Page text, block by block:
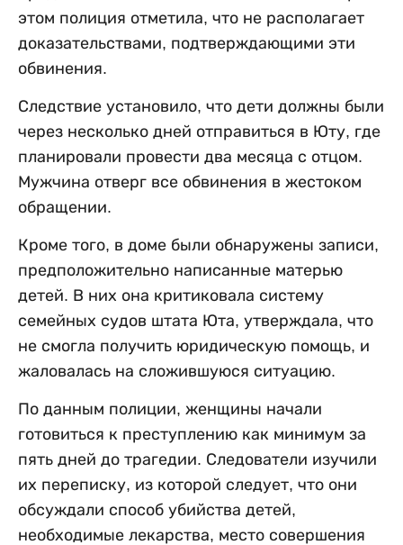
этом полиция отметила, что не располагает
доказательствами, подтверждающими эти
обвинения.
Следствие установило, что дети должны были
через несколько дней отправиться в Юту, где
планировали провести два месяца с отцом.
Мужчина отверг все обвинения в жестоком
обращении.
Кроме того, в доме были обнаружены записи,
предположительно написанные матерью
детей. В них она критиковала систему
семейных судов штата Юта, утверждала, что
не смогла получить юридическую помощь, и
жаловалась на сложившуюся ситуацию.
По данным полиции, женщины начали
готовиться к преступлению как минимум за
пять дней до трагедии. Следователи изучили
их переписку, из которой следует, что они
обсуждали способ убийства детей,
необходимые лекарства, место совершения